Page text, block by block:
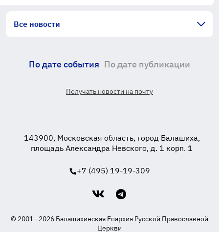
Все новости
По дате события По дате публикации
Получать новости на почту
143900, Московская область, город Балашиха,
площадь Александра Невского, д. 1 корп. 1
+7 (495) 19-19-309
© 2001—2026 Балашихинская Епархия Русской Православной
Церкви